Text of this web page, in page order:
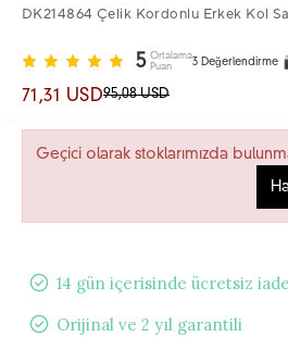
DK214864 Çelik Kordonlu Erkek Kol
5 Ortalama
Puan
3 Değerlendirme
71,31 USD95,08 USD
Geçici olarak stoklarımızda
14 gün içerisinde ücretsiz
Orijinal ve 2 yıl garantili